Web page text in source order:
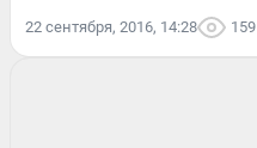
22 сентября, 2016, 14:28 159